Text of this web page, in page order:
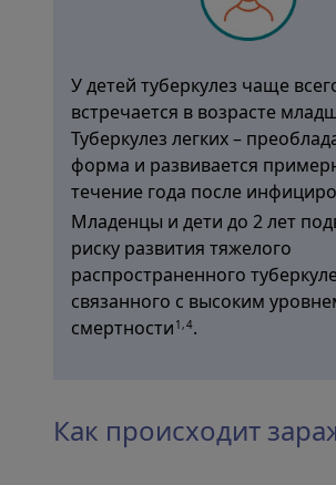
У детей туберкулез чаще
встречается в возрасте
Туберкулез легких –
форма и развивается
течение года после
Младенцы и дети до 2 лет
риску развития тяжелого
распространенного
связанного с высоким
смертности 1,4.
Как происходит